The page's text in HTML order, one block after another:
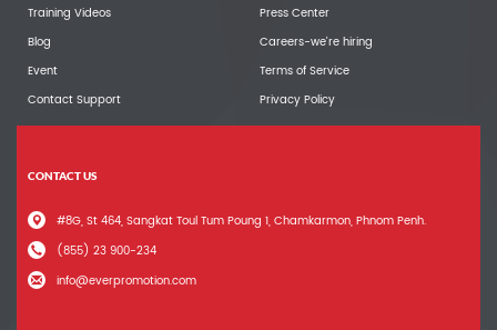
Training Videos
Blog
Event
Contact Support
Press Center
Careers-we're hiring
Terms of Service
Privacy Policy
CONTACT US
#8G, St 464, Sangkat Toul Tum Poung 1, Chamkarmon, Phnom Penh.
(855) 23 900-234
info@everpromotion.com